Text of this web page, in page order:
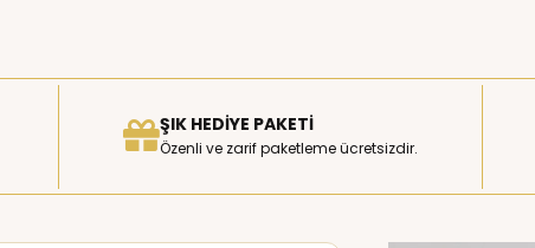
ŞIK HEDIYE PAKETI
Özenli ve zarif paketleme ücretsizdir.